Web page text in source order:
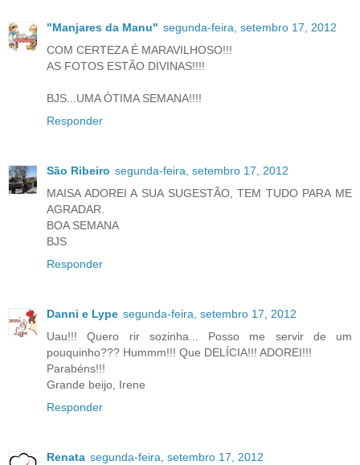
"Manjares da Manu" segunda-feira, setembro 17, 2012
COM CERTEZA É MARAVILHOSO!!!
AS FOTOS ESTÃO DIVINAS!!!!
BJS...UMA ÓTIMA SEMANA!!!!
Responder
São Ribeiro segunda-feira, setembro 17, 2012
MAISA ADOREI A SUA SUGESTÃO, TEM TUDO PARA ME
AGRADAR.
BOA SEMANA
BJS
Responder
Danni e Lype segunda-feira, setembro 17, 2012
Uau!!! Quero rir sozinha... Posso me servir de um
pouquinho??? Hummm!!! Que DELÍCIA!!! ADOREI!!!
Parabéns!!!
Grande beijo, Irene
Responder
Renata segunda-feira, setembro 17, 2012